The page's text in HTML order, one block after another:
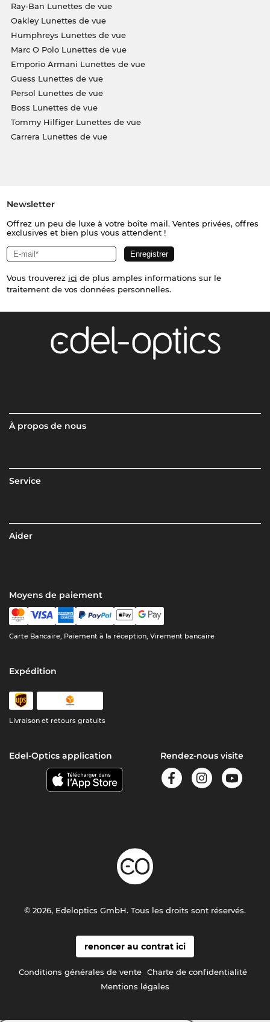
Ray-Ban Lunettes de vue
Oakley Lunettes de vue
Humphreys Lunettes de vue
Marc O Polo Lunettes de vue
Emporio Armani Lunettes de vue
Guess Lunettes de vue
Persol Lunettes de vue
Boss Lunettes de vue
Tommy Hilfiger Lunettes de vue
Carrera Lunettes de vue
Newsletter
Offrez un peu de luxe à votre boîte mail. Ventes privées, offres
exclusives et bien plus vous attendent !
Vous trouverez ici de plus amples informations sur le
traitement de vos données personnelles.
À propos de nous
Service
Aider
Moyens de paiement
Carte Bancaire, Paiement à la réception, Virement bancaire
Expédition
Livraison et retours gratuits
Edel-Optics application Rendez-nous visite
renoncer au contrat ici
Conditions générales de vente Charte de confidentialité
Mentions légales
© 2026, Edeloptics GmbH. Tous les droits sont réservés.